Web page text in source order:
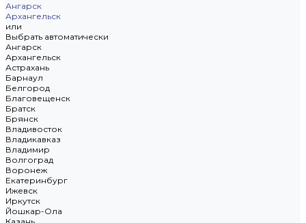
Ангарск
Архангельск
или
Выбрать автоматически
Ангарск
Архангельск
Астрахань
Барнаул
Белгород
Благовещенск
Братск
Брянск
Владивосток
Владикавказ
Владимир
Волгоград
Воронеж
Екатеринбург
Ижевск
Иркутск
Йошкар-Ола